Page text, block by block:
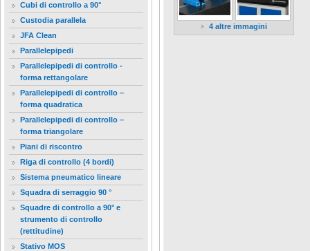
Cubi di controllo a 90°
Custodia parallela
JFA Clean
Parallelepipedi
Parallelepipedi di controllo -
forma rettangolare
Parallelepipedi di controllo –
forma quadratica
Parallelepipedi di controllo –
forma triangolare
Piani di riscontro
Riga di controllo (4 bordi)
Sistema pneumatico lineare
Squadra di serraggio 90 °
Squadre di controllo a 90° e
strumento di controllo
(rettitudine)
Stativo MOS
4 altre immagini